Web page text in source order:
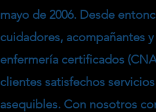
mayo de 2006. Desde
cuidadores, acompañantes
enfermería certificados
clientes satisfechos
asequibles. Con nosotros